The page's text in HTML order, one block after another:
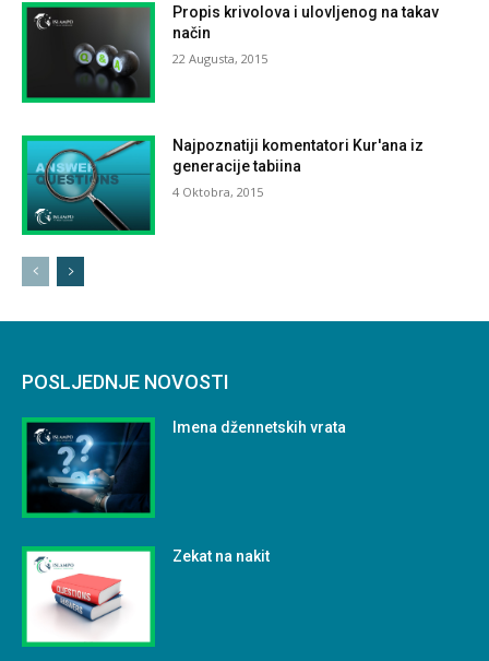
Propis krivolova i ulovljenog na takav
način
22 Augusta, 2015
Najpoznatiji komentatori Kur'ana iz
generacije tabiina
4 Oktobra, 2015
POSLJEDNJE NOVOSTI
Imena džennetskih vrata
Zekat na nakit